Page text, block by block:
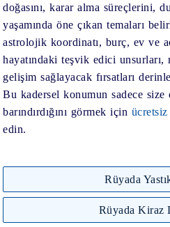
doğasını, karar alma süreçlerini,
yaşamında öne çıkan temaları
astrolojik koordinatı, burç, ev ve
hayatındaki teşvik edici unsurları,
gelişim sağlayacak fırsatları
Bu kadersel konumun sadece size
barındırdığını görmek için ücretsiz
edin.
Rüyada
Rüyada Kiraz